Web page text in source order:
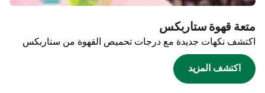
متعة قهوة ستاربكس
اكتشف نكهات جديدة مع درجات تحميص القهوة من ستاربكس
اكتشف المزيد